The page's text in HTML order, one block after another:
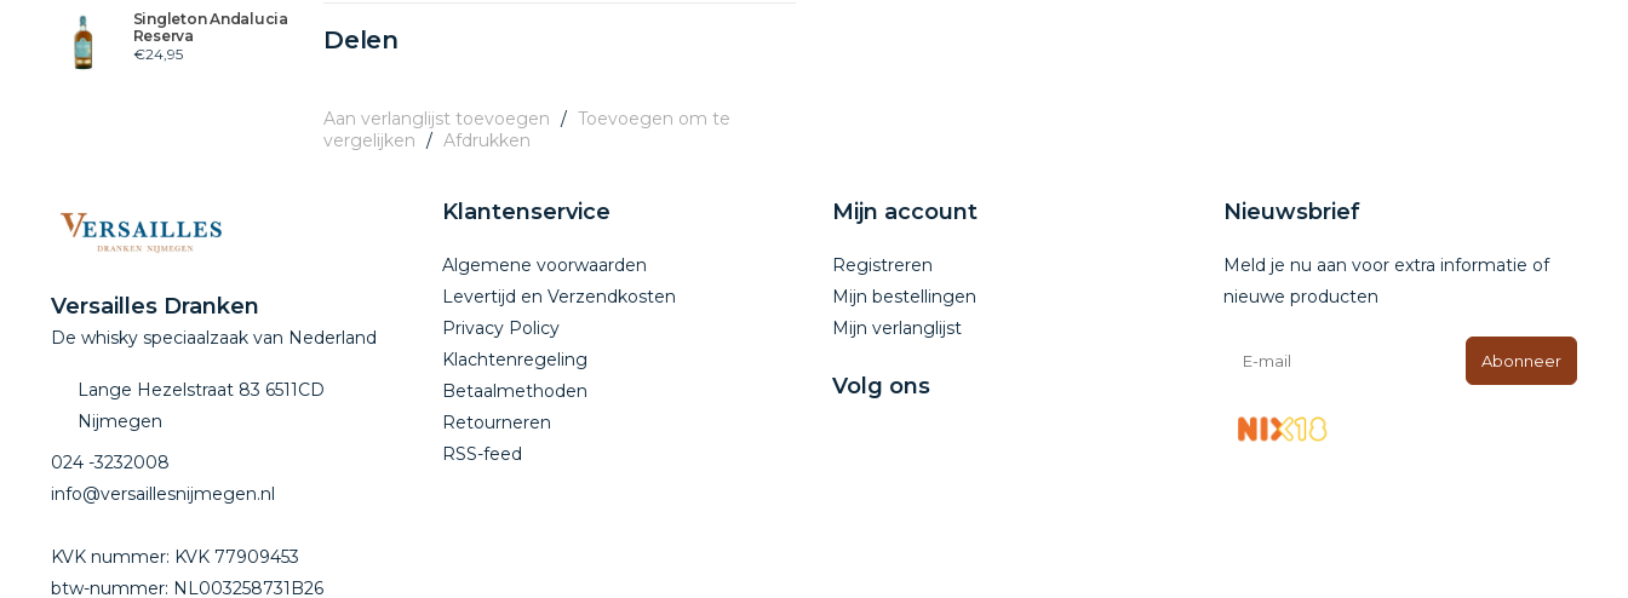
Singleton Andalucia
Reserva
€24,95
Delen
Aan verlanglijst toevoegen / Toevoegen om te
vergelijken / Afdrukken
Versailles Dranken
De whisky speciaalzaak van Nederland
Lange Hezelstraat 83 6511CD
Nijmegen
024 -3232008
info@versaillesnijmegen.nl
KVK nummer: KVK 77909453
btw-nummer: NL003258731B26
Klantenservice
Algemene voorwaarden
Levertijd en Verzendkosten
Privacy Policy
Klachtenregeling
Betaalmethoden
Retourneren
RSS-feed
Mijn account
Registreren
Mijn bestellingen
Mijn verlanglijst
Volg ons
Nieuwsbrief
Meld je nu aan voor extra informatie of
nieuwe producten
Abonneer